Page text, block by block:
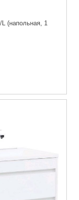
(напольная, 1